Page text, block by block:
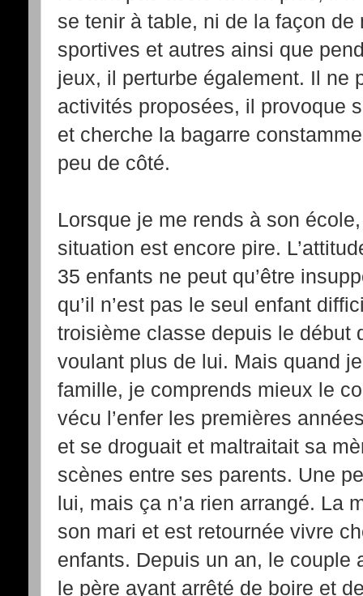
se tenir à table, ni de la façon
sportives et autres ainsi que
jeux, il perturbe également. Il ne
activités proposées, il provoque
et cherche la bagarre
peu de côté.
Lorsque je me rends à son
situation est encore pire.
35 enfants ne peut qu’être
qu’il n’est pas le seul enfant
troisième classe depuis le début
voulant plus de lui. Mais quand
famille, je comprends mieux le
vécu l’enfer les premières
et se droguait et maltraitait sa
scènes entre ses parents. Une
lui, mais ça n’a rien arrangé. La
son mari et est retournée vivre
enfants. Depuis un an, le couple
le père ayant arrêté de boire et